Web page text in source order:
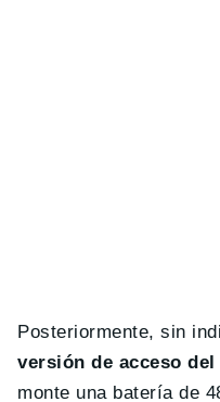
Posteriormente, sin
versión de acceso del
monte una batería de